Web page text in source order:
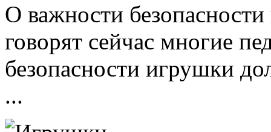
О важности
говорят сейчас многие
безопасности игрушки
...